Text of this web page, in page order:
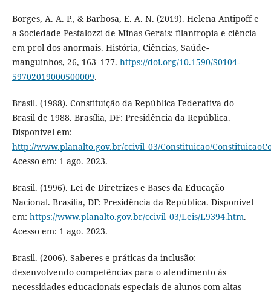
Borges, A. A. P., & Barbosa, E. A. N. (2019). Helena Antipoff e
a Sociedade Pestalozzi de Minas Gerais: filantropia e ciência
em prol dos anormais. História, Ciências, Saúde-
manguinhos, 26, 163–177. https://doi.org/10.1590/S0104-
59702019000500009.
Brasil. (1988). Constituição da República Federativa do
Brasil de 1988. Brasília, DF: Presidência da República.
Disponível em:
http://www.planalto.gov.br/ccivil_03/Constituicao/
Acesso em: 1 ago. 2023.
Brasil. (1996). Lei de Diretrizes e Bases da Educação
Nacional. Brasília, DF: Presidência da República. Disponível
em: https://www.planalto.gov.br/ccivil_03/Leis/L9394.htm.
Acesso em: 1 ago. 2023.
Brasil. (2006). Saberes e práticas da inclusão:
desenvolvendo competências para o atendimento às
necessidades educacionais especiais de alunos com altas